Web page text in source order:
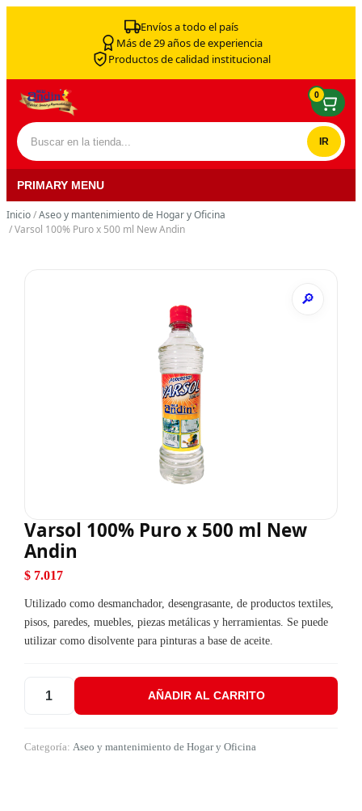
Envíos a todo el país
Más de 29 años de experiencia
Productos de calidad institucional
Buscar por:
0
PRIMARY MENU
Inicio/Aseo y mantenimiento de Hogar y Oficina
/ Varsol 100% Puro x 500 ml New Andin
Varsol 100% Puro x 500 ml New
Andin
$7.017
Utilizado como desmanchador, desengrasante, de productos textiles,
pisos, paredes, muebles, piezas metálicas y herramientas. Se puede
utilizar como disolvente para pinturas a base de aceite.
Varsol 100% Puro x 500 ml New Andin cantidad
AÑADIR AL CARRITO
Categoría: Aseo y mantenimiento de Hogar y Oficina